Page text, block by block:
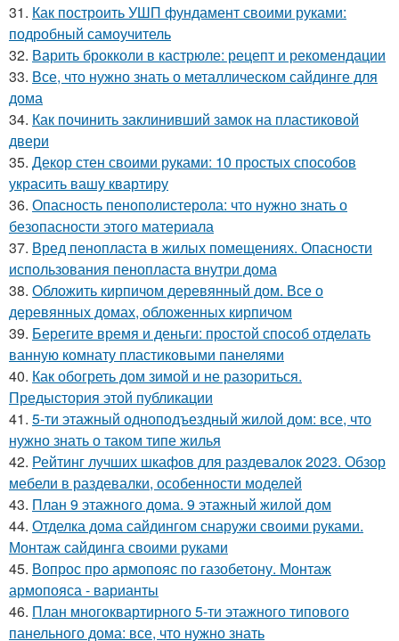
31. Как построить УШП фундамент своими руками:
подробный самоучитель
32. Варить брокколи в кастрюле: рецепт и рекомендации
33. Все, что нужно знать о металлическом сайдинге для
дома
34. Как починить заклинивший замок на пластиковой
двери
35. Декор стен своими руками: 10 простых способов
украсить вашу квартиру
36. Опасность пенополистерола: что нужно знать о
безопасности этого материала
37. Вред пенопласта в жилых помещениях. Опасности
использования пенопласта внутри дома
38. Обложить кирпичом деревянный дом. Все о
деревянных домах, обложенных кирпичом
39. Берегите время и деньги: простой способ отделать
ванную комнату пластиковыми панелями
40. Как обогреть дом зимой и не разориться.
Предыстория этой публикации
41. 5-ти этажный одноподъездный жилой дом: все, что
нужно знать о таком типе жилья
42. Рейтинг лучших шкафов для раздевалок 2023. Обзор
мебели в раздевалки, особенности моделей
43. План 9 этажного дома. 9 этажный жилой дом
44. Отделка дома сайдингом снаружи своими руками.
Монтаж сайдинга своими руками
45. Вопрос про армопояс по газобетону. Монтаж
армопояса - варианты
46. План многоквартирного 5-ти этажного типового
панельного дома: все, что нужно знать